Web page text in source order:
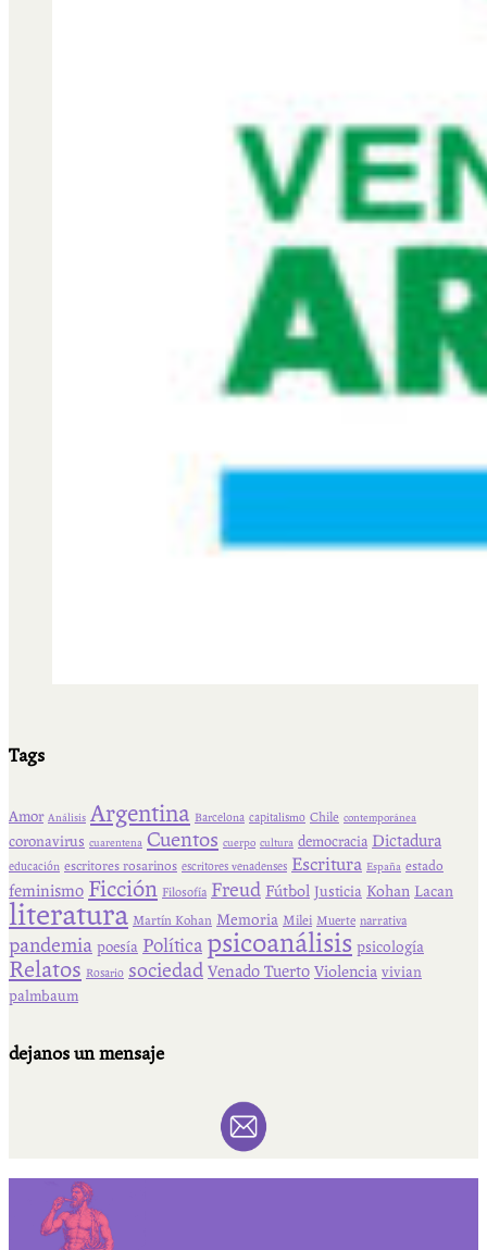
Tags
Amor Análisis Argentina Barcelona capitalismo Chile contemporánea
coronavirus cuarentena Cuentos cuerpo cultura democracia Dictadura
educación escritores rosarinos escritores venadenses Escritura España estado
feminismo Ficción Filosofía Freud Fútbol Justicia Kohan Lacan
literatura Martín Kohan Memoria Milei Muerte narrativa
pandemia poesía Política psicoanálisis psicología
Relatos Rosario sociedad Venado Tuerto Violencia vivian
palmbaum
dejanos un mensaje